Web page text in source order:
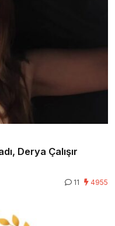
Derya Çalışır
11 4955